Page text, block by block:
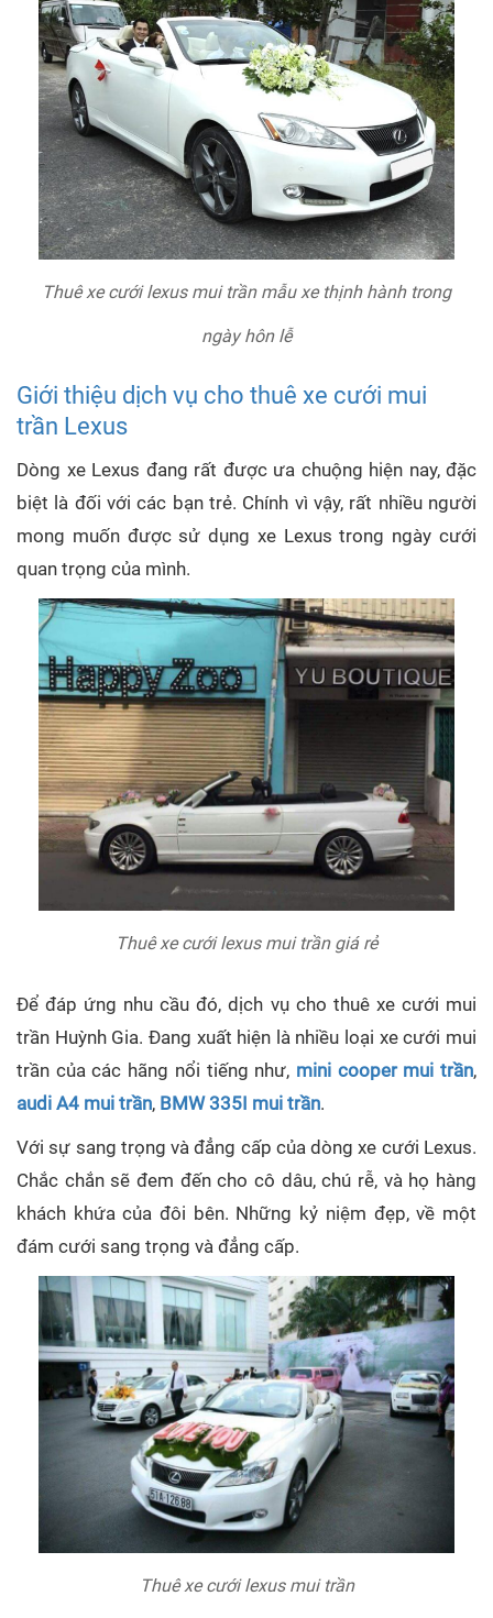
Thuê xe cưới lexus mui trần mẫu xe thịnh hành trong
ngày hôn lễ
Giới thiệu dịch vụ cho thuê xe cưới mui
trần Lexus
Dòng xe Lexus đang rất được ưa chuộng hiện nay, đặc
biệt là đối với các bạn trẻ. Chính vì vậy, rất nhiều người
mong muốn được sử dụng xe Lexus trong ngày cưới
quan trọng của mình.
Thuê xe cưới lexus mui trần giá rẻ
Để đáp ứng nhu cầu đó, dịch vụ cho thuê xe cưới mui
trần Huỳnh Gia. Đang xuất hiện là nhiều loại xe cưới mui
trần của các hãng nổi tiếng như, mini cooper mui trần,
audi A4 mui trần, BMW 335I mui trần.
Với sự sang trọng và đẳng cấp của dòng xe cưới Lexus.
Chắc chắn sẽ đem đến cho cô dâu, chú rễ, và họ hàng
khách khứa của đôi bên. Những kỷ niệm đẹp, về một
đám cưới sang trọng và đẳng cấp.
Thuê xe cưới lexus mui trần